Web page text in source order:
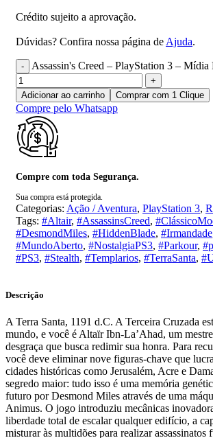
Crédito sujeito a aprovação.
Dúvidas? Confira nossa página de Ajuda.
Assassin's Creed – PlayStation 3 –
Adicionar ao carrinho Comprar com 1 Clique
Compre pelo Whatsapp
Compre com toda Segurança.
Sua compra está protegida.
Categorias: Ação / Aventura, PlayStation 3,
Tags: #Altair, #AssassinsCreed,
#DesmondMiles, #HiddenBlade, #Irmandade
#MundoAberto, #NostalgiaPS3, #Parkour,
#PS3, #Stealth, #Templarios, #TerraSanta,
Descrição
A Terra Santa, 1191 d.C. A Terceira Cruzada
mundo, e você é Altaïr Ibn-La’Ahad, um
desgraça que busca redimir sua honra. Para
você deve eliminar nove figuras-chave que
cidades históricas como Jerusalém, Acre e
segredo maior: tudo isso é uma memória
futuro por Desmond Miles através de uma
Animus. O jogo introduziu mecânicas
liberdade total de escalar qualquer edifício, a
misturar às multidões para realizar assassinatos